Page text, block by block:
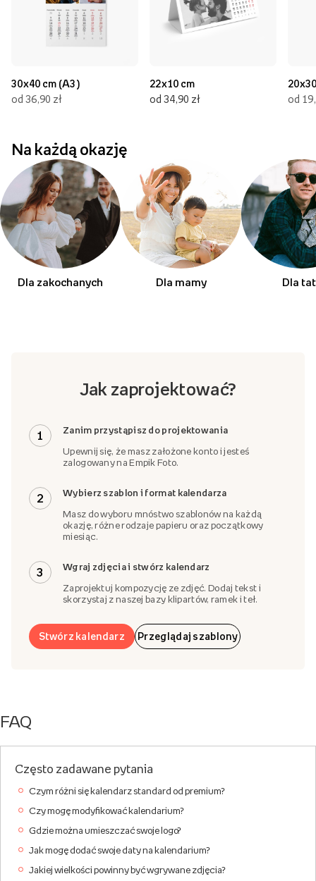
30x40 cm (A3)
od 36,90 zł
22x10 cm
od 34,90 zł
od
Na każdą okazję
Dla zakochanych Dla mamy Dla
Jak zaprojektować?
1 Zanim przystąpisz do projektowania
Upewnij się, że masz założone konto i jesteś
zalogowany na Empik Foto.
2 Wybierz szablon i format kalendarza
Masz do wyboru mnóstwo szablonów na każdą
okazję, różne rodzaje papieru oraz początkowy
miesiąc.
3 Wgraj zdjęcia i stwórz kalendarz
Zaprojektuj kompozycję ze zdjęć. Dodaj tekst i
skorzystaj z naszej bazy klipartów, ramek i teł.
Stwórz kalendarz Przeglądaj szablony
FAQ
Często zadawane pytania
Czym różni się kalendarz standard od premium?
Czy mogę modyfikować kalendarium?
Gdzie można umieszczać swoje logo?
Jak mogę dodać swoje daty na kalendarium?
Jakiej wielkości powinny być wgrywane zdjęcia?